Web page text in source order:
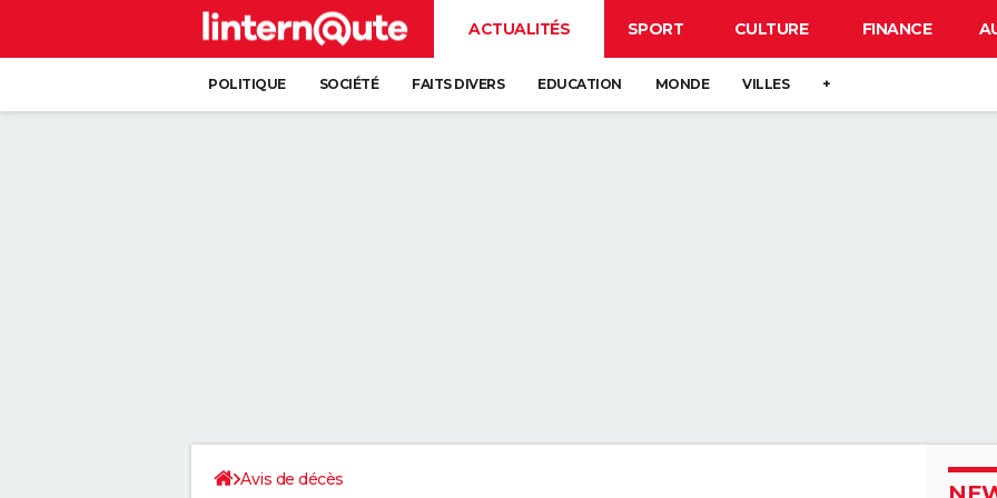
ACTUALITÉS SPORT CULTURE FINANCE
POLITIQUE SOCIÉTÉ FAITS DIVERS EDUCATION MONDE VILLES +
Avis de décès